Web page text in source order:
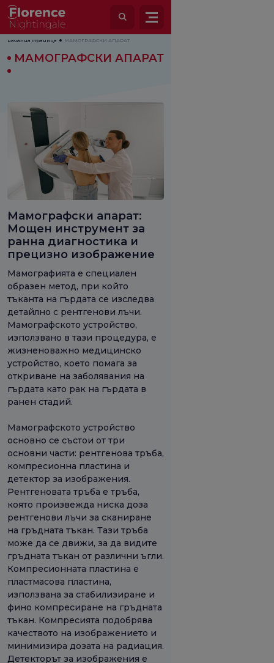
начална страница МАМОГРАФСКИ АПАРАТ
МАМОГРАФСКИ АПАРАТ
Мамографски апарат:
Мощен инструмент за
ранна диагностика и
прецизно изображение
Мамографията е специален
образен метод, при който
тъканта на гърдата се изследва
детайлно с рентгенови лъчи.
Мамографското устройство,
използвано в тази процедура, е
жизненоважно медицинско
устройство, което помага за
откриване на заболявания на
гърдата като рак на гърдата в
ранен стадий.
Мамографското устройство
основно се състои от три
основни части: рентгенова тръба,
компресионна пластина и
детектор за изображения.
Рентгеновата тръба е тръба,
която произвежда ниска доза
рентгенови лъчи за сканиране
на гръдната тъкан. Тази тръба
може да се движи, за да видите
гръдната тъкан от различни ъгли.
Компресионната пластина е
пластмасова пластина,
използвана за стабилизиране и
фино компресиране на гръдната
тъкан. Компресията подобрява
качеството на изображението и
минимизира дозата на радиация.
Детекторът за изображения е